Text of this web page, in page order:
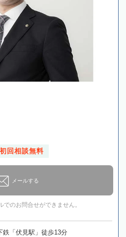
初回相談無料
メールする
でのお問合せができません。
鉄「伏見駅」徒歩13分